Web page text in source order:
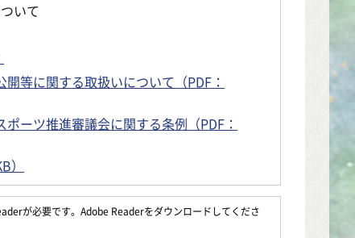
いて
等に関する取扱いについて（PDF：
ーツ推進審議会に関する条例（PDF：
）
が必要です。Adobe Readerをダウンロードしてくださ